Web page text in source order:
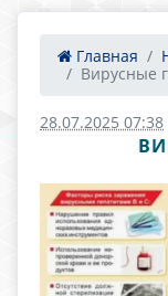
Главная
Вирусные
28.07.2025 07:38